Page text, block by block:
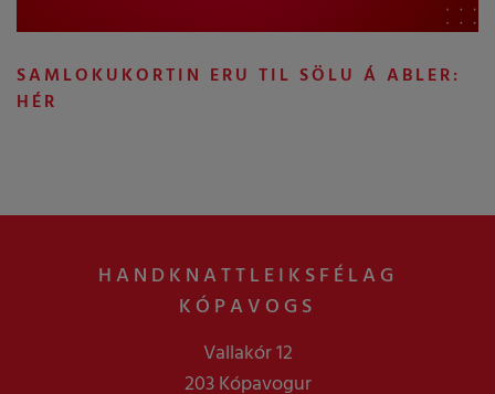
SAMLOKUKORTIN ERU TIL SÖLU Á ABLER:
HÉR
HANDKNATTLEIKSFÉLAG
KÓPAVOGS
Vallakór 12
203 Kópavogur